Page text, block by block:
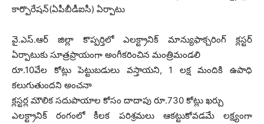
కార్పొరేషన్‌(ఏపీబీడీఐసీ) ఏర్పాటు
వై.ఎస్‌.ఆర్‌ జిల్లా కొప్పర్తిలో ఎలక్ట్రానిక్‌ మాన్యుఫాక్చరింగ్‌ క్లస్టర్‌
ఏర్పాటుకు సూత్రప్రాయంగా అంగీకరించిన మంత్రిమండలి
రూ.10వేల కోట్లు పెట్టుబడులు వస్తాయని, 1 లక్ష మందికి ఉపాధి
కలుగుతుందని అంచనా
క్లస్టర్ల మౌలిక సదుపాయాల కోసం దాదాపు రూ.730 కోట్లు ఖర్చు
ఎలక్ట్రానిక్‌ రంగంలో కీలక పరిశ్రమలు ఆకట్టుకోవడమే లక్ష్యంగా